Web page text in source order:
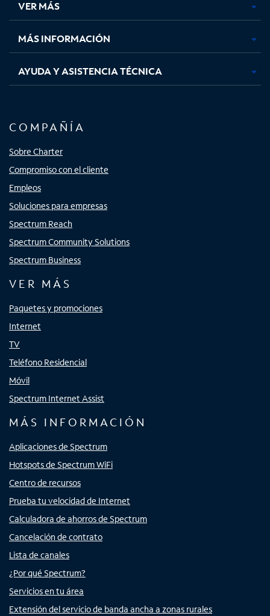
pestaña
nueva
pestaña
nueva
pestaña
nuevanueva
VER MÁS
MÁS INFORMACIÓN
AYUDA Y ASISTENCIA TÉCNICA
COMPAÑÍA
Sobre Charter
Compromiso con el cliente
Empleos
Soluciones para empresas
Spectrum Reach
Spectrum Community Solutions
Spectrum Business
VER MÁS
Paquetes y promociones
Internet
TV
Teléfono Residencial
Móvil
Spectrum Internet Assist
MÁS INFORMACIÓN
Aplicaciones de Spectrum
Hotspots de Spectrum WiFi
Centro de recursos
Prueba tu velocidad de Internet
Calculadora de ahorros de Spectrum
Cancelación de contrato
Lista de canales
¿Por qué Spectrum?
Servicios en tu área
Extensión del servicio de banda ancha a zonas rurales